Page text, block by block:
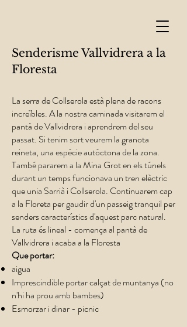
Senderisme Vallvidrera a la
Floresta
La serra de Collserola està plena de racons
increïbles. A la nostra caminada visitarem el
pantà de Vallvidrera i aprendrem del seu
passat. Si tenim sort veurem la granota
reineta, una espècie autòctona de la zona.
També pararem a la Mina Grot en els túnels
durant un temps funcionava un tren elèctric
que unia Sarrià i Collserola. Continuarem cap
a la Floreta per gaudir d'un passeig tranquil per
senders característics d'aquest parc natural.
La ruta és lineal - comença al pantà de
Vallvidrera i acaba a la Floresta
Que portar:
aigua
Imprescindible portar calçat de muntanya (no
n'hi ha prou amb bambes)
Esmorzar i dinar - picnic